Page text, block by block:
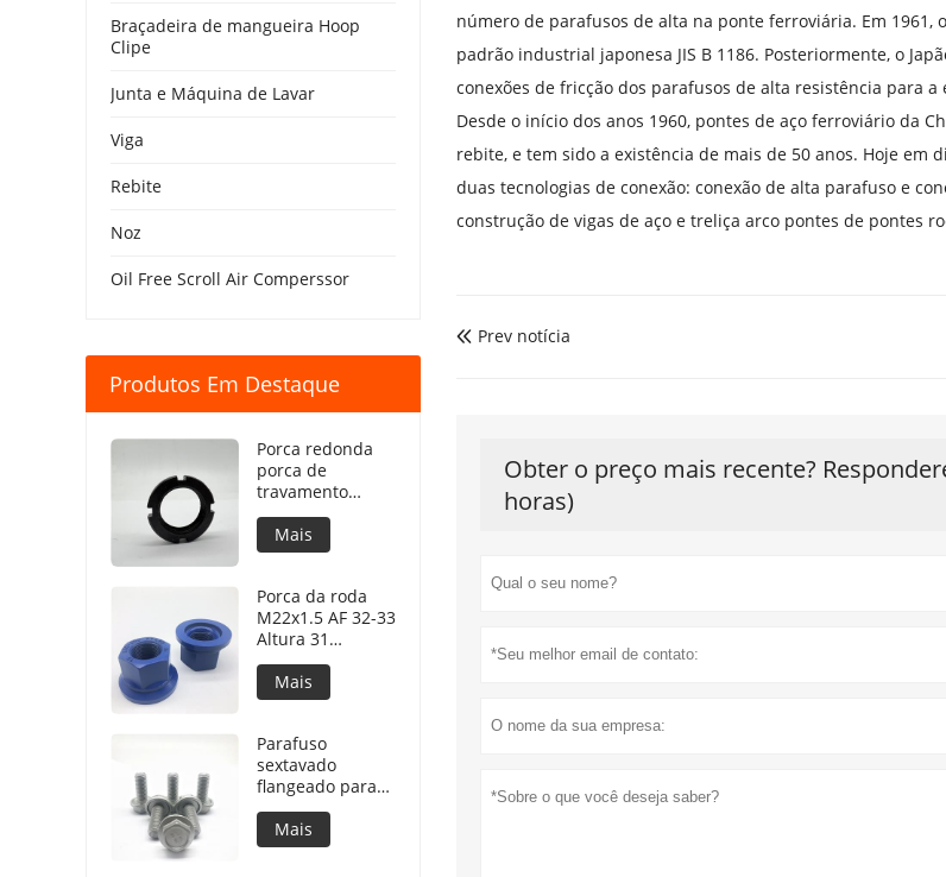
número de parafusos de alta na ponte ferroviária. Em
padrão industrial japonesa JIS B 1186. Posteriormente, o
conexões de fricção dos parafusos de alta resistência para a
Desde o início dos anos 1960, pontes de aço ferroviário da
rebite, e tem sido a existência de mais de 50 anos. Hoje
duas tecnologias de conexão: conexão de alta parafuso e
construção de vigas de aço e treliça arco pontes de pontes
 Prev notícia
Obter o preço mais recente?
horas)
Braçadeira de mangueira Hoop
Clipe
Junta e Máquina de Lavar
Viga
Rebite
Noz
Oil Free Scroll Air Comperssor
Produtos Em Destaque
Porca redonda
porca de
travamento
Porca de
travamento
redonda DIN981
Mais
Porca da roda
M22x1.5 AF 32-33
Altura 31
Revestimento
PTFE 240h NSS
Mais
Parafuso
sextavado
flangeado para
silos de
armazenamento
de grãos
Mais